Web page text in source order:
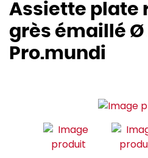
Assiette plate
grès émaillé Ø
Pro.mundi